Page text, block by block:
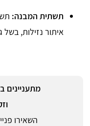
תשתית המבנה:
איתור נזילות, בשל
מתעניינים
השאירו